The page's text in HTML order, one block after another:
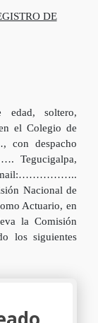
DE
soltero,
el Colegio de
con despacho
Tegucigalpa,
Nacional de
Actuario, en
la Comisión
los siguientes